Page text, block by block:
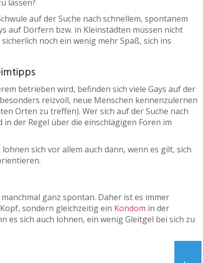
lassen?
auf der Suche nach schnellem, spontanem
auf Dörfern bzw. in Kleinstädten müssen nicht
noch ein wenig mehr Spaß, sich ins
betrieben wird, befinden sich viele Gays auf der
reizvoll, neue Menschen kennenzulernen
Orten zu treffen). Wer sich auf der Suche nach
der Regel über die einschlägigen Foren im
sich vor allem auch dann, wenn es gilt, sich
ganz spontan. Daher ist es immer
sondern gleichzeitig ein Kondom in der
es sich auch lohnen, ein wenig Gleitgel bei sich zu